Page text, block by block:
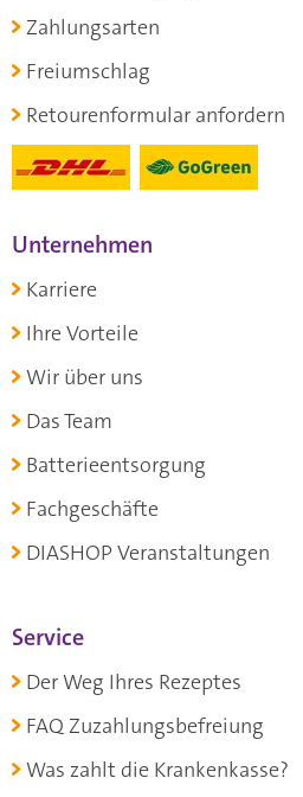
Zahlungsarten
Freiumschlag
Retourenformular anfordern
Unternehmen
Karriere
Ihre Vorteile
Wir über uns
Das Team
Batterieentsorgung
Fachgeschäfte
DIASHOP Veranstaltungen
Service
Der Weg Ihres Rezeptes
FAQ Zuzahlungsbefreiung
Was zahlt die Krankenkasse?